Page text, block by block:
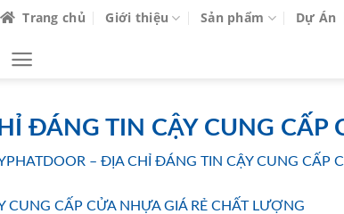
Trang chủ Giới thiệu Sản phẩm Dự Án
ĐÁNG TIN CẬY CUNG CẤP
– ĐỊA CHỈ ĐÁNG TIN CẬY CUNG CẤP